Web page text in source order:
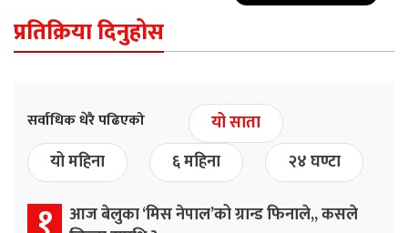
प्रतिक्रिया दिनुहोस
सर्वाधिक धेरै पढिएको
यो साता
यो महिना
६ महिना २४ घण्टा
१ आज बेलुका ‘मिस नेपाल’को ग्रान्ड फिनाले,, कसले